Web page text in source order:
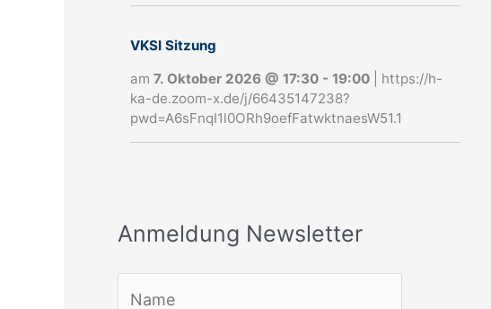
VKSI Sitzung
am 7. Oktober 2026 @ 17:30- 19:00| https://h-
ka-de.zoom-x.de/j/66435147238?
pwd=A6sFnqI1l0ORh9oefFatwktnaesW51.1
Anmeldung Newsletter
s